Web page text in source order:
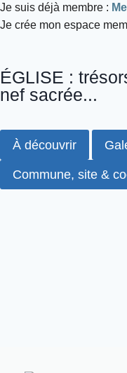
Je suis déjà membre :
Je crée mon espace
ÉGLISE :
nef sacrée...
À découvrir
Commune, site &